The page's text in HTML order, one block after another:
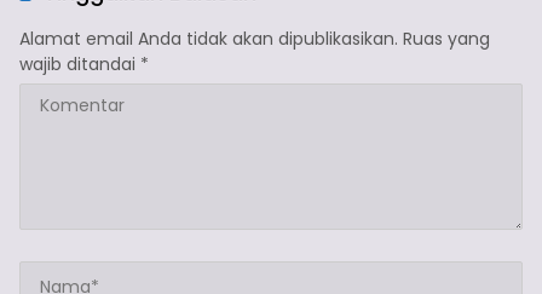
Alamat email Anda tidak akan dipublikasikan. Ruas yang
wajib ditandai *